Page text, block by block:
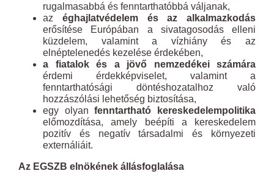
rugalmasabbá és fenntarthatóbbá váljanak,
az éghajlatvédelem és az alkalmazkodás
erősítése Európában a sivatagosodás elleni
küzdelem, valamint a vízhiány és az
elnéptelenedés kezelése érdekében,
a fiatalok és a jövő nemzedékei számára
érdemi érdekképviselet, valamint a
fenntarthatósági döntéshozatalhoz való
hozzászólási lehetőség biztosítása,
egy olyanfenntartható kereskedelempolitika
előmozdítása, amely beépíti a kereskedelem
pozitív és negatív társadalmi és környezeti
externáliáit.
Az EGSZB elnökének állásfoglalása